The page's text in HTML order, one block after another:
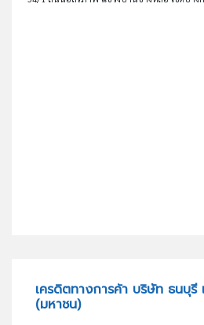
เครดิตทางการค้า บริษัท ธนบุ
(มหาชน)